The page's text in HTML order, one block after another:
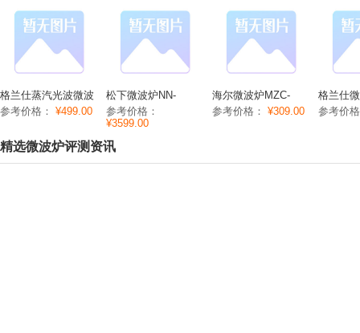
格兰仕蒸汽光波微波
炉G80F23CN1***
(S0)
参考价格： ¥499.00
松下微波炉NN-
DS59JB功能/参数/价
格
参考价格：
¥3599.00
海尔微波炉MZC-
2070M1功能/参数/价
格
参考价格： ¥309.00
格兰仕
参考价
精选微波炉评测资讯